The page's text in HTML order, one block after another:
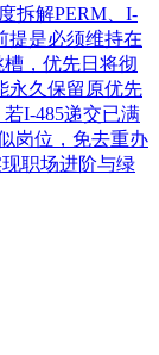
拆解PERM、I-
提是必须维持在
，优先日将彻
永久保留原优先
I-485递交已满
岗位，免去重办
职场进阶与绿